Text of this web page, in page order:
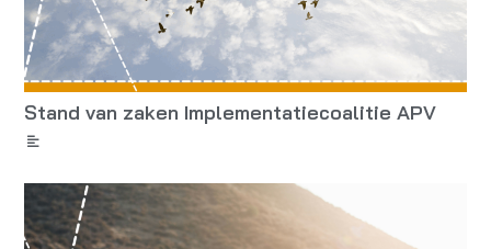
Stand van zaken Implementatiecoalitie APV